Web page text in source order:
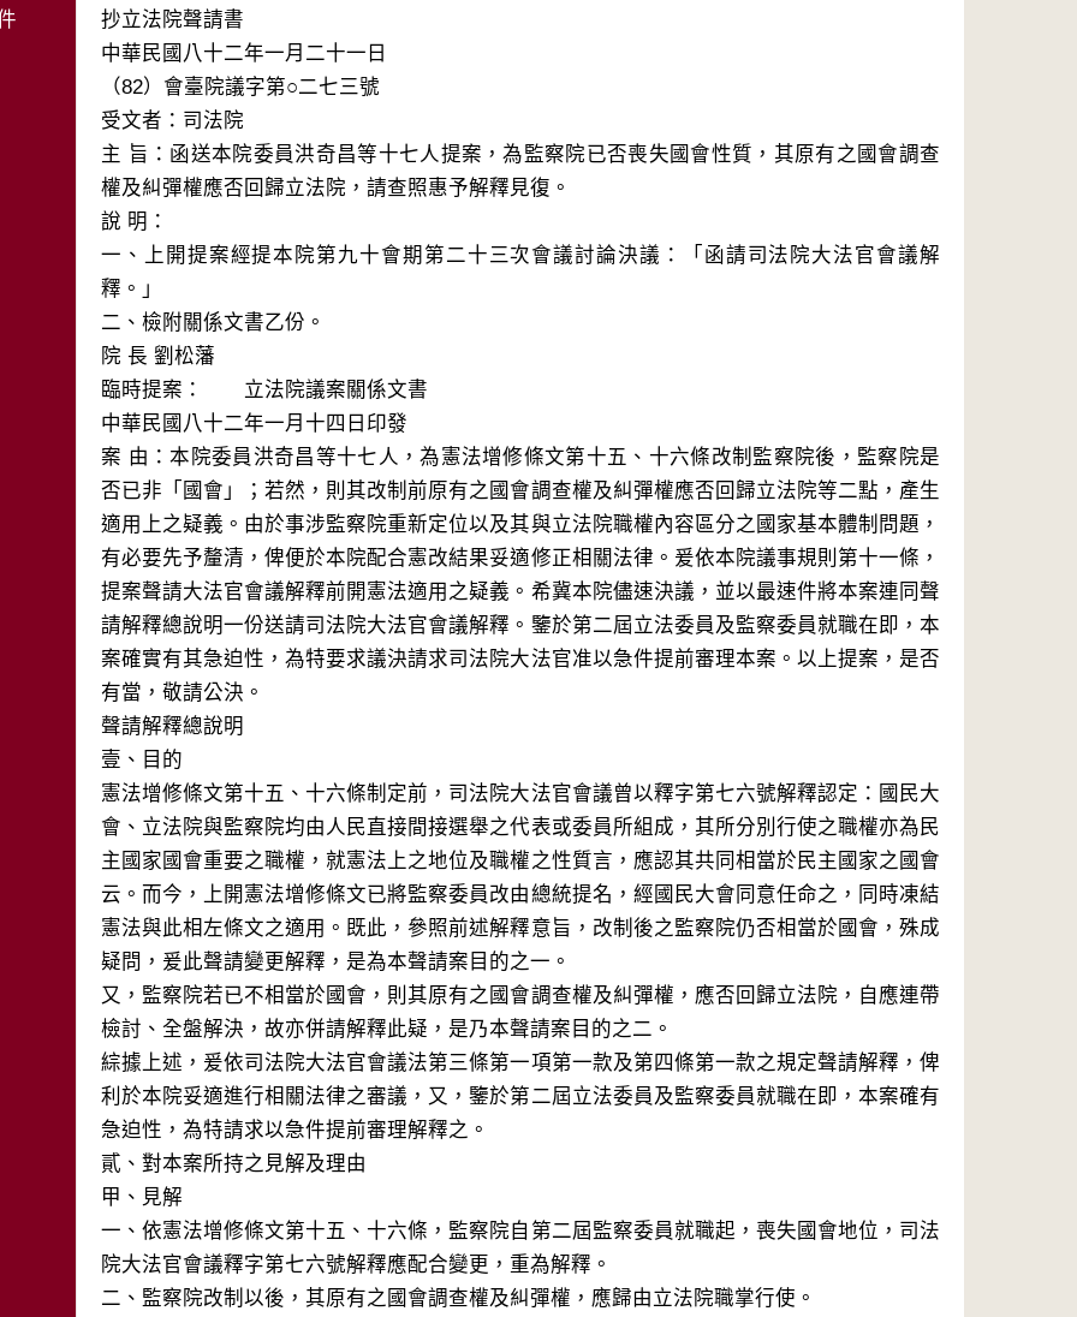
抄立法院聲請書
中華民國八十二年一月二十一日
（82）會臺院議字第○二七三號
受文者：司法院
主 旨：函送本院委員洪奇昌等十七人提案，為監察院已否喪失國會性質，其原有之國會調查
權及糾彈權應否回歸立法院，請查照惠予解釋見復。
說 明：
一、上開提案經提本院第九十會期第二十三次會議討論決議：「函請司法院大法官會議解
釋。」
二、檢附關係文書乙份。
院 長 劉松藩
臨時提案：　　立法院議案關係文書
中華民國八十二年一月十四日印發
案 由：本院委員洪奇昌等十七人，為憲法增修條文第十五、十六條改制監察院後，監察院是
否已非「國會」；若然，則其改制前原有之國會調查權及糾彈權應否回歸立法院等二點，產生
適用上之疑義。由於事涉監察院重新定位以及其與立法院職權內容區分之國家基本體制問題，
有必要先予釐清，俾便於本院配合憲改結果妥適修正相關法律。爰依本院議事規則第十一條，
提案聲請大法官會議解釋前開憲法適用之疑義。希冀本院儘速決議，並以最速件將本案連同聲
請解釋總說明一份送請司法院大法官會議解釋。鑒於第二屆立法委員及監察委員就職在即，本
案確實有其急迫性，為特要求議決請求司法院大法官准以急件提前審理本案。以上提案，是否
有當，敬請公決。
聲請解釋總說明
壹、目的
憲法增修條文第十五、十六條制定前，司法院大法官會議曾以釋字第七六號解釋認定：國民大
會、立法院與監察院均由人民直接間接選舉之代表或委員所組成，其所分別行使之職權亦為民
主國家國會重要之職權，就憲法上之地位及職權之性質言，應認其共同相當於民主國家之國會
云。而今，上開憲法增修條文已將監察委員改由總統提名，經國民大會同意任命之，同時凍結
憲法與此相左條文之適用。既此，參照前述解釋意旨，改制後之監察院仍否相當於國會，殊成
疑問，爰此聲請變更解釋，是為本聲請案目的之一。
又，監察院若已不相當於國會，則其原有之國會調查權及糾彈權，應否回歸立法院，自應連帶
檢討、全盤解決，故亦併請解釋此疑，是乃本聲請案目的之二。
綜據上述，爰依司法院大法官會議法第三條第一項第一款及第四條第一款之規定聲請解釋，俾
利於本院妥適進行相關法律之審議，又，鑒於第二屆立法委員及監察委員就職在即，本案確有
急迫性，為特請求以急件提前審理解釋之。
貳、對本案所持之見解及理由
甲、見解
一、依憲法增修條文第十五、十六條，監察院自第二屆監察委員就職起，喪失國會地位，司法
院大法官會議釋字第七六號解釋應配合變更，重為解釋。
二、監察院改制以後，其原有之國會調查權及糾彈權，應歸由立法院職掌行使。